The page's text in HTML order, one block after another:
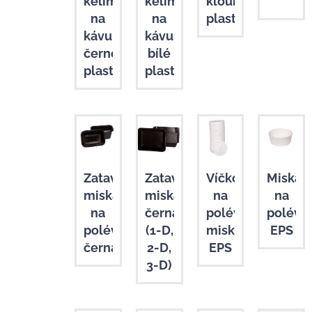
na
kávu
černé
plastové
na
kávu
bílé
plastové
plastové
Zatavovací
miska
na
polévku
černá
Zatavovací
miska
černá
(1-D,
2-D,
3-D)
Víčko
na
polévkovou
misku
EPS
Miska
na
EPS